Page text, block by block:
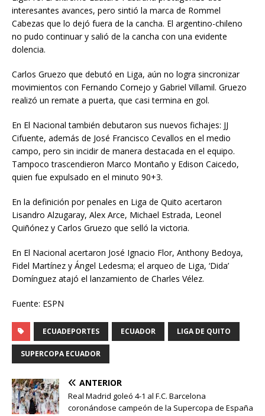
interesantes avances, pero sintió la marca de Rommel
Cabezas que lo dejó fuera de la cancha. El argentino-chileno
no pudo continuar y salió de la cancha con una evidente
dolencia.
Carlos Gruezo que debutó en Liga, aún no logra sincronizar
movimientos con Fernando Cornejo y Gabriel Villamil. Gruezo
realizó un remate a puerta, que casi termina en gol.
En El Nacional también debutaron sus nuevos fichajes: JJ
Cifuente, además de José Francisco Cevallos en el medio
campo, pero sin incidir de manera destacada en el equipo.
Tampoco trascendieron Marco Montaño y Edison Caicedo,
quien fue expulsado en el minuto 90+3.
En la definición por penales en Liga de Quito acertaron
Lisandro Alzugaray, Alex Arce, Michael Estrada, Leonel
Quiñónez y Carlos Gruezo que selló la victoria.
En El Nacional acertaron José Ignacio Flor, Anthony Bedoya,
Fidel Martínez y Ángel Ledesma; el arqueo de Liga, ‘Dida’
Domínguez atajó el lanzamiento de Charles Vélez.
Fuente: ESPN
ECUADEPORTES ECUADOR LIGA DE QUITO
SUPERCOPA ECUADOR
ANTERIOR
Real Madrid goleó 4-1 al F.C. Barcelona
coronándose campeón de la Supercopa de España